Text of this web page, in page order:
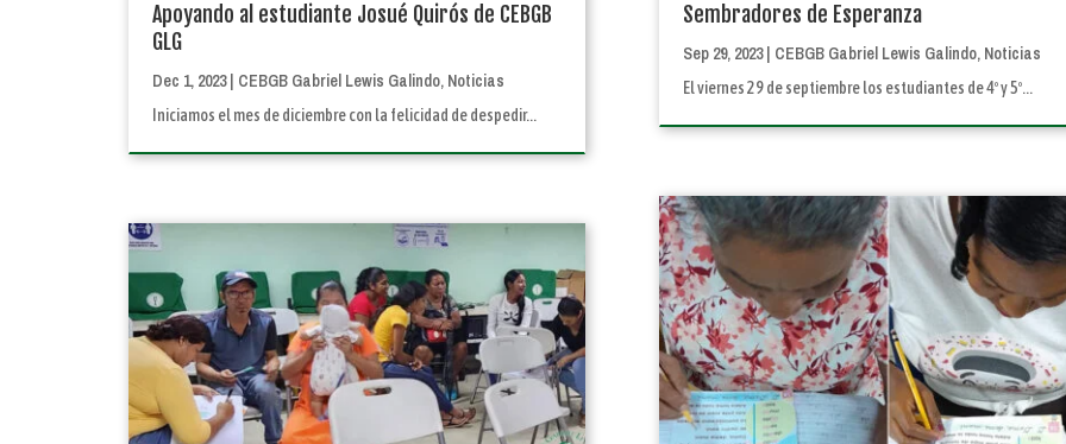
Apoyando al estudiante Josué Quirós de CEBGB
GLG
Dec 1, 2023| CEBGB Gabriel Lewis Galindo, Noticias
Iniciamos el mes de diciembre con la felicidad de despedir...
Sembradores de Esperanza
Sep 29, 2023| CEBGB Gabriel Lewis Galindo, Noticias
El viernes 29 de septiembre los estudiantes de 4º y 5º...